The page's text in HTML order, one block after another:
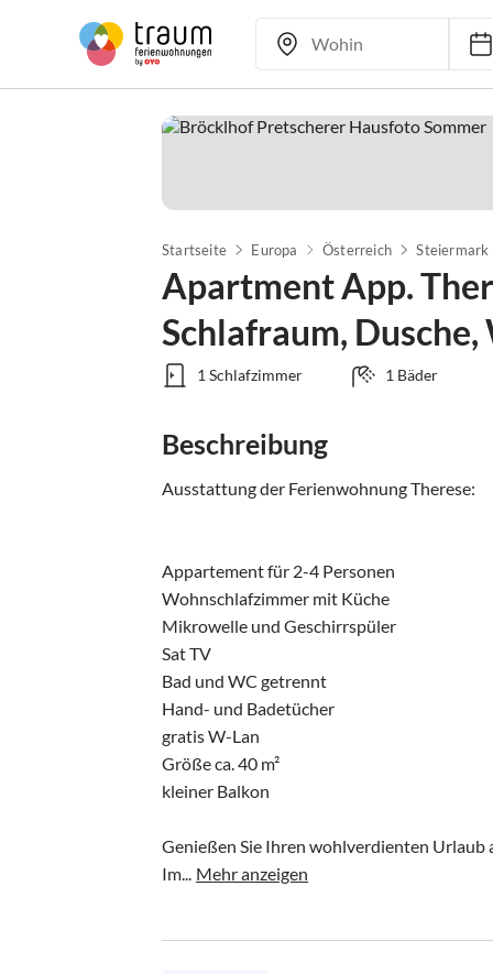
Startseite Europa Österreich Steiermark
Apartment App.
Schlafraum, Dusche,
1 Schlafzimmer 1 Bäder
Beschreibung
Ausstattung der Ferienwohnung Therese:
Appartement für 2-4 Personen
Wohnschlafzimmer mit Küche
Mikrowelle und Geschirrspüler
Sat TV
Bad und WC getrennt
Hand- und Badetücher
gratis W-Lan
Größe ca. 40 m²
kleiner Balkon
Genießen Sie Ihren wohlverdienten Urlaub
Im... Mehr anzeigen